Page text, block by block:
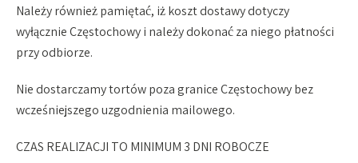
Należy również pamiętać, iż koszt dostawy dotyczy
wyłącznie Częstochowy i należy dokonać za niego płatności
przy odbiorze.
Nie dostarczamy tortów poza granice Częstochowy bez
wcześniejszego uzgodnienia mailowego.
CZAS REALIZACJI TO MINIMUM 3 DNI ROBOCZE